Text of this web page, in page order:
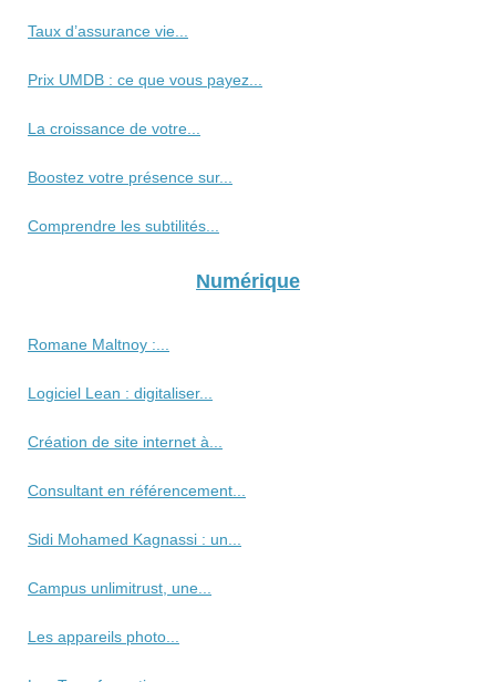
Taux d’assurance vie...
Prix UMDB : ce que vous payez...
La croissance de votre...
Boostez votre présence sur...
Comprendre les subtilités...
Numérique
Romane Maltnoy :...
Logiciel Lean : digitaliser...
Création de site internet à...
Consultant en référencement...
Sidi Mohamed Kagnassi : un...
Campus unlimitrust, une...
Les appareils photo...